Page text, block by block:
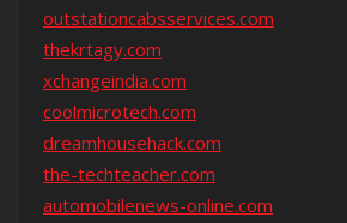
outstationcabsservices.com
thekrtagy.com
xchangeindia.com
coolmicrotech.com
dreamhousehack.com
the-techteacher.com
automobilenews-online.com